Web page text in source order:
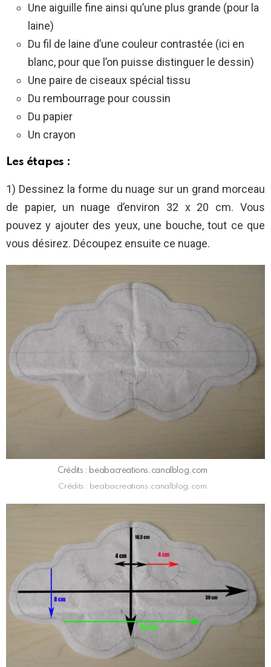
Une aiguille fine ainsi qu’une plus grande (pour la
laine)
Du fil de laine d’une couleur contrastée (ici en
blanc, pour que l’on puisse distinguer le dessin)
Une paire de ciseaux spécial tissu
Du rembourrage pour coussin
Du papier
Un crayon
Les étapes :
1) Dessinez la forme du nuage sur un grand morceau
de papier, un nuage d’environ 32 x 20 cm. Vous
pouvez y ajouter des yeux, une bouche, tout ce que
vous désirez. Découpez ensuite ce nuage.
Crédits : beabacreations.canalblog.com
Crédits : beabacreations.canalblog.com